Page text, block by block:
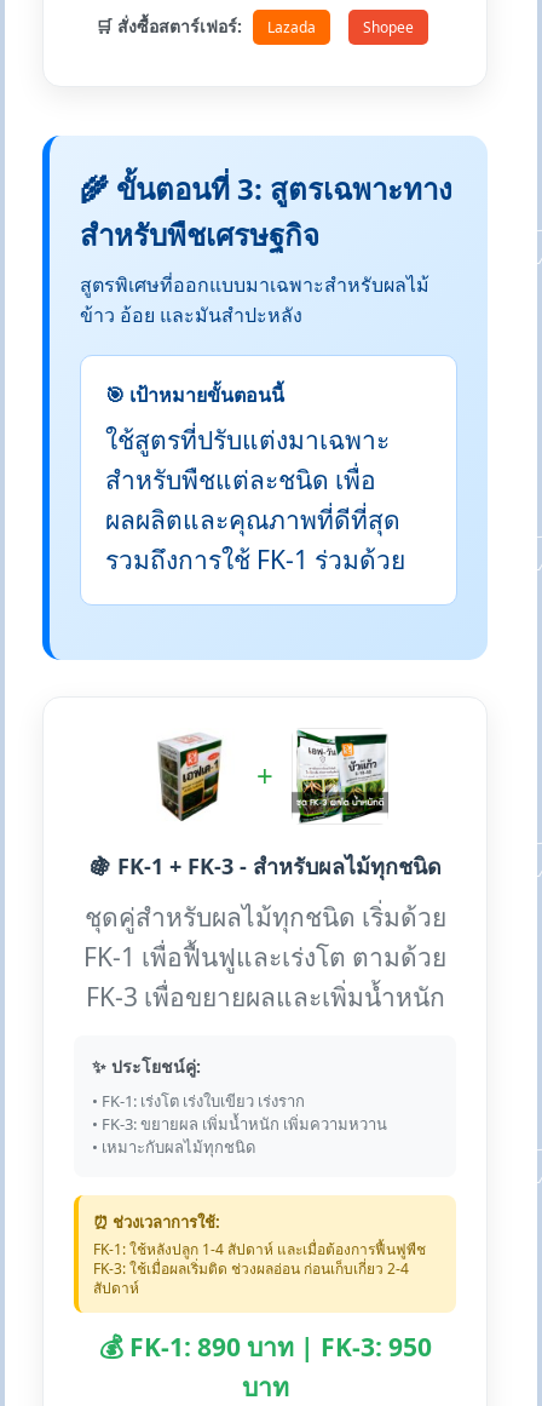
🛒 สั่งซื้อสตาร์เฟอร์: Lazada Shopee
🌾 ขั้นตอนที่ 3: สูตรเฉพาะทาง
สำหรับพืชเศรษฐกิจ
สูตรพิเศษที่ออกแบบมาเฉพาะสำหรับผลไม้
ข้าว อ้อย และมันสำปะหลัง
🎯 เป้าหมายขั้นตอนนี้
ใช้สูตรที่ปรับแต่งมาเฉพาะ
สำหรับพืชแต่ละชนิด เพื่อ
ผลผลิตและคุณภาพที่ดีที่สุด
รวมถึงการใช้ FK-1 ร่วมด้วย
+
🍇 FK-1 + FK-3 - สำหรับผลไม้ทุกชนิด
ชุดคู่สำหรับผลไม้ทุกชนิด เริ่มด้วย
FK-1 เพื่อฟื้นฟูและเร่งโต ตามด้วย
FK-3 เพื่อขยายผลและเพิ่มน้ำหนัก
✨ ประโยชน์คู่:
• FK-1: เร่งโต เร่งใบเขียว เร่งราก
• FK-3: ขยายผล เพิ่มน้ำหนัก เพิ่มความหวาน
• เหมาะกับผลไม้ทุกชนิด
⏰ ช่วงเวลาการใช้:
FK-1: ใช้หลังปลูก 1-4 สัปดาห์ และเมื่อต้องการฟื้นฟูพืช
FK-3: ใช้เมื่อผลเริ่มติด ช่วงผลอ่อน ก่อนเก็บเกี่ยว 2-4
สัปดาห์
💰 FK-1: 890 บาท | FK-3: 950
บาท